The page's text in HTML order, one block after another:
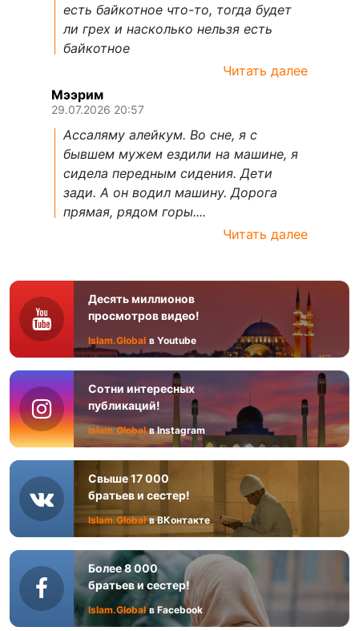
есть байкотное что-то, тогда будет
ли грех и насколько нельзя есть
байкотное
Читать далее
Мээрим
29.07.2026 20:57
Ассаляму алейкум. Во сне, я с
бывшем мужем ездили на машине, я
сидела передным сидения. Дети
зади. А он водил машину. Дорога
прямая, рядом горы....
Читать далее
Десять миллионов
просмотров видео!
Islam.Global в Youtube
Сотни интересных
публикаций!
Islam.Global в Instagram
Свыше 17 000
братьев и сестер!
Islam.Global в ВКонтакте
Более 8 000
братьев и сестер!
Islam.Global в Facebook